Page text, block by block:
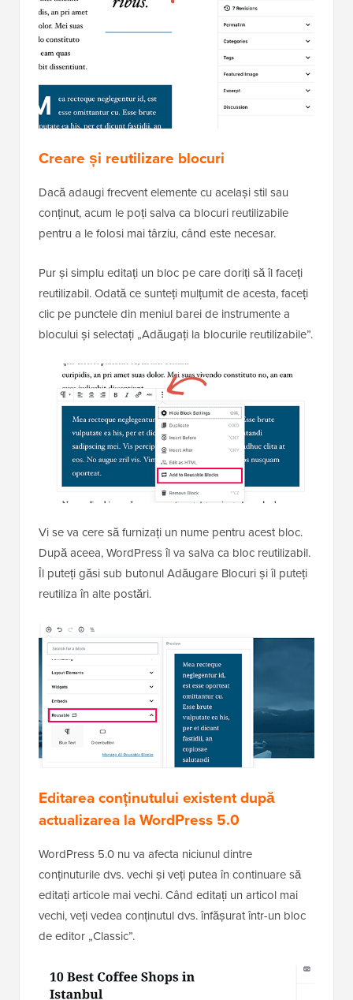
Creare și reutilizare blocuri
Dacă adaugi frecvent elemente cu același stil sau
conținut, acum le poți salva ca blocuri reutilizabile
pentru a le folosi mai târziu, când este necesar.
Pur și simplu editați un bloc pe care doriți să îl faceți
reutilizabil. Odată ce sunteți mulțumit de acesta, faceți
clic pe punctele din meniul barei de instrumente a
blocului și selectați „Adăugați la blocurile reutilizabile”.
Vi se va cere să furnizați un nume pentru acest bloc.
După aceea, WordPress îl va salva ca bloc reutilizabil.
Îl puteți găsi sub butonul Adăugare Blocuri și îl puteți
reutiliza în alte postări.
Editarea conținutului existent după
actualizarea la WordPress 5.0
WordPress 5.0 nu va afecta niciunul dintre
conținuturile dvs. vechi și veți putea în continuare să
editați articole mai vechi. Când editați un articol mai
vechi, veți vedea conținutul dvs. înfășurat într-un bloc
de editor „Classic”.